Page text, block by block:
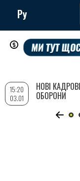
Перейти
до
вмісту
Ру
15:20
03.01
НОВІ
ОБОРОНИ